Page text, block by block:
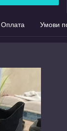
Оплата Умови